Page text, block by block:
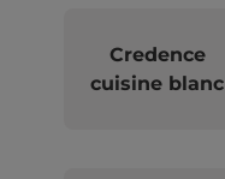
Credence
cuisine blanc